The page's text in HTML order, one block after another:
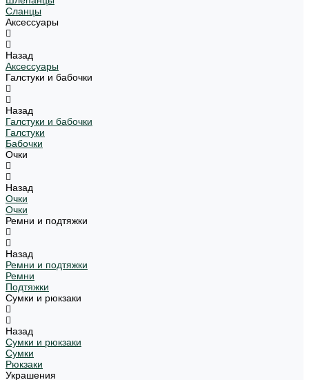
Сланцы
Аксессуары
Назад
Аксессуары
Галстуки и бабочки
Назад
Галстуки и бабочки
Галстуки
Бабочки
Очки
Назад
Очки
Очки
Ремни и подтяжки
Назад
Ремни и подтяжки
Ремни
Подтяжки
Сумки и рюкзаки
Назад
Сумки и рюкзаки
Сумки
Рюкзаки
Украшения